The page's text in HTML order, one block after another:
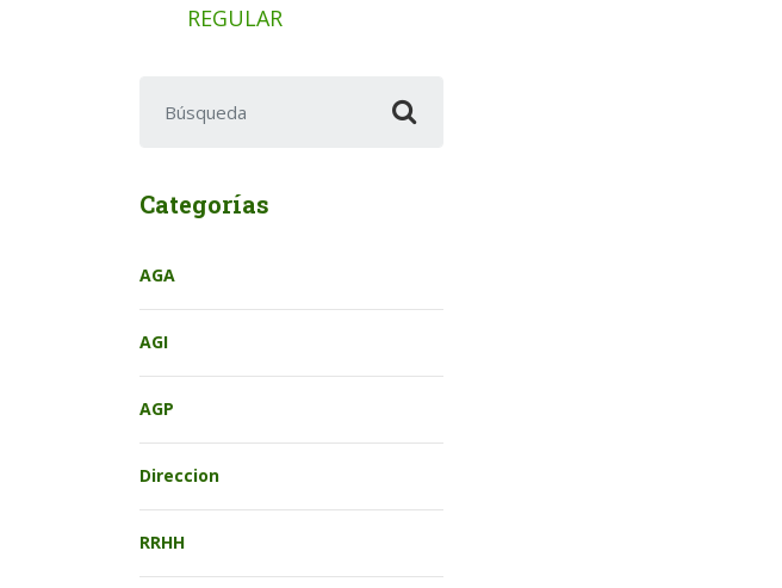
REGULAR
Categorías
AGA
AGI
AGP
Direccion
RRHH